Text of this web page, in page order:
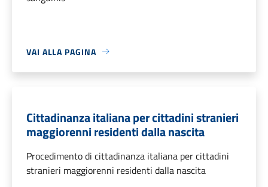
VAI ALLA PAGINA
Cittadinanza italiana per cittadini stranieri
maggiorenni residenti dalla nascita
Procedimento di cittadinanza italiana per cittadini
stranieri maggiorenni residenti dalla nascita